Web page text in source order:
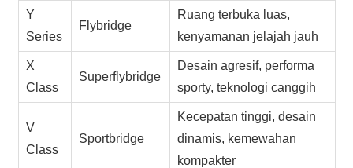
Y
Series
Flybridge
Ruang terbuka luas,
kenyamanan jelajah jauh
X
Class
Superflybridge
Desain agresif, performa
sporty, teknologi canggih
V
Class
Sportbridge
Kecepatan tinggi, desain
dinamis, kemewahan
kompakter